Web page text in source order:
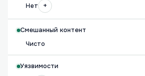
Нет
+
Смешанный контент
Чисто
Уязвимости